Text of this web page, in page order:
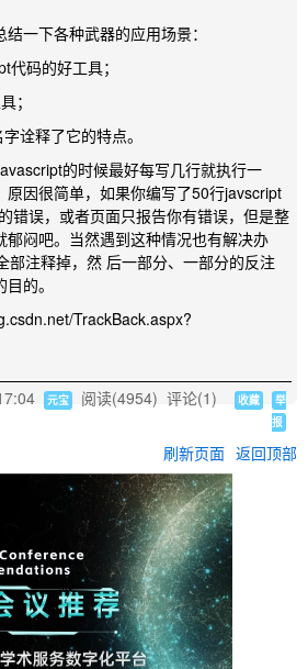
一下各种武器的应用场景：
码的好工具；
；
诠释了它的特点。
的时候最好每写几行就执行一
原因很简单，如果你编写了50行javscript
错误，或者页面只报告你有错误，但是整
郁闷吧。当然遇到这种情况也有解决办
部注释掉，然 后一部分、一部分的反注
的。
TrackBack.aspx?
元宝 阅读(4954) 评论(1) 收藏
举
报
刷新页面 返回顶部